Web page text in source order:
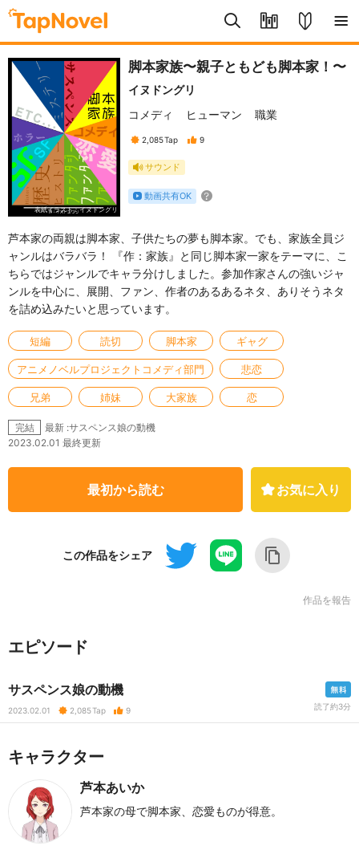
表紙イラスト：イヌドングリ
脚本家族〜親子ともども脚本家！〜
イヌドングリ
コメディ
ヒューマン 職業
2,085Tap 9
サウンド
動画共有OK
芦本家の両親は脚本家、子供たちの夢も脚本家。でも、家族全員ジ
ャンルはバラバラ！ 『作：家族』と同じ脚本家一家をテーマに、こ
ちらではジャンルでキャラ分けしました。参加作家さんの強いジャ
ンルを中心に、展開、ファン、作者のあるあるネタ、ありそうネタ
を詰め込みたいと思っています。
短編 読切 脚本家 ギャグ
アニメノベルプロジェクトコメディ部門 悲恋
兄弟 姉妹 大家族 恋
完結
最新 :サスペンス娘の動機
2023.02.01 最終更新
最初から読む お気に入り
この作品をシェア
作品を報告
エピソード
サスペンス娘の動機
2023.02.01 2,085Tap 9 読了約3分
キャラクター
芦本あいか
芦本家の母で脚本家、恋愛ものが得意。